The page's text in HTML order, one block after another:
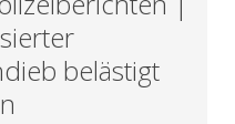
belästigt